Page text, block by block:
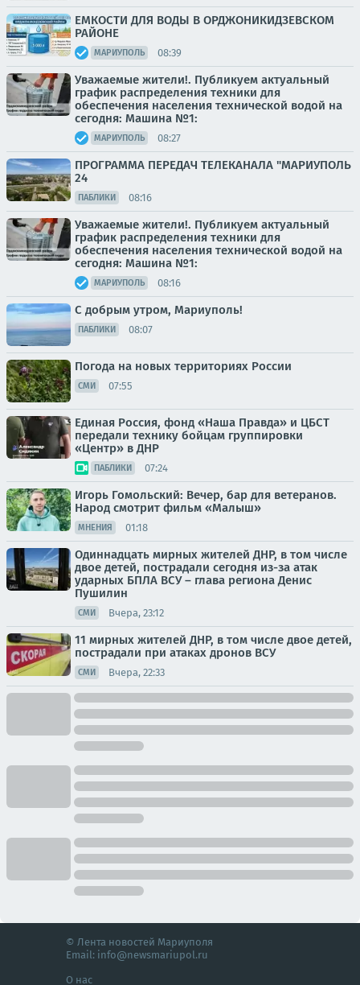
ЕМКОСТИ ДЛЯ ВОДЫ В ОРДЖОНИКИДЗЕВСКОМ
РАЙОНЕ
МАРИУПОЛЬ 08:39
Уважаемые жители!. Публикуем актуальный
график распределения техники для
обеспечения населения технической водой на
сегодня: Машина №1:
МАРИУПОЛЬ 08:27
ПРОГРАММА ПЕРЕДАЧ ТЕЛЕКАНАЛА "МАРИУПОЛЬ
24
ПАБЛИКИ 08:16
Уважаемые жители!. Публикуем актуальный
график распределения техники для
обеспечения населения технической водой на
сегодня: Машина №1:
МАРИУПОЛЬ 08:16
С добрым утром, Мариуполь!
ПАБЛИКИ 08:07
Погода на новых территориях России
СМИ 07:55
Единая Россия, фонд «Наша Правда» и ЦБСТ
передали технику бойцам группировки
«Центр» в ДНР
ПАБЛИКИ 07:24
Игорь Гомольский: Вечер, бар для ветеранов.
Народ смотрит фильм «Малыш»
МНЕНИЯ 01:18
Одиннадцать мирных жителей ДНР, в том числе
двое детей, пострадали сегодня из-за атак
ударных БПЛА ВСУ – глава региона Денис
Пушилин
СМИ Вчера, 23:12
11 мирных жителей ДНР, в том числе двое детей,
пострадали при атаках дронов ВСУ
СМИ Вчера, 22:33
© Лента новостей Мариуполя
Email: info@newsmariupol.ru
О нас